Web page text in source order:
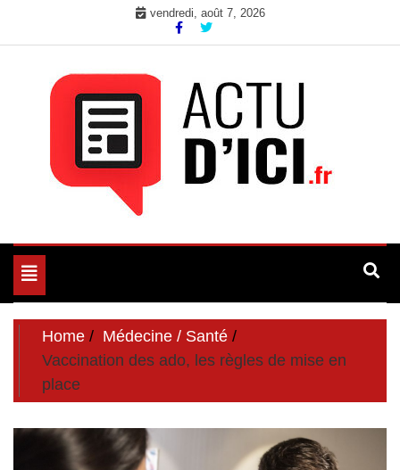
vendredi, août 7, 2026
Actu d'Ici
Toggle
navigation
Home
Médecine / Santé
Vaccination des ado, les règles de mise en
place